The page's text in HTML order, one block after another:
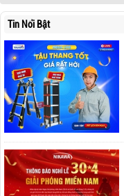
Tin Nổi Bật